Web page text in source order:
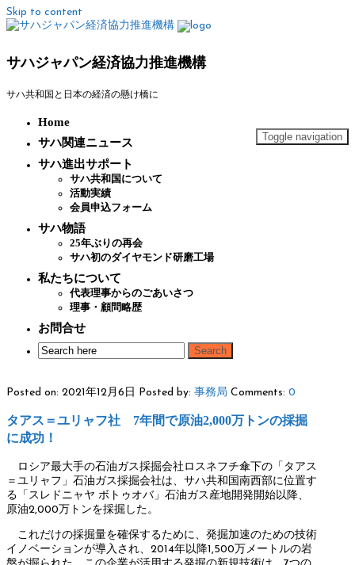
Skip to content
サハジャパン経済協力推進機構
サハ共和国と日本の経済の懸け橋に
Toggle navigation
Home
サハ関連ニュース
サハ進出サポート
サハ共和国について
活動実績
会員申込フォーム
サハ物語
25年ぶりの再会
サハ初のダイヤモンド研磨工場
私たちについて
代表理事からのごあいさつ
理事・顧問略歴
お問合せ
Posted on: 2021年12月6日 Posted by: 事務局 Comments: 0
タアス＝ユリャフ社 7年間で原油2,000万トンの採掘
に成功！
ロシア最大手の石油ガス採掘会社ロスネフチ傘下の「タアス
＝ユリャフ」石油ガス採掘会社は、サハ共和国南西部に位置す
る「スレドニャヤ ボトゥオバ」石油ガス産地開発開始以降、
原油2,000万トンを採掘した。
これだけの採掘量を確保するために、発掘加速のための技術
イノベーションが導入され、2014年以降1,500万メートルの岩